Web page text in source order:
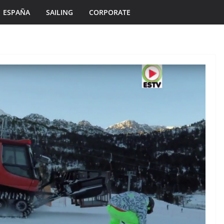
ESPAÑA SAILING CORPORATE
Île de Hoëdic |
2 août 2026 Bretagne Télé